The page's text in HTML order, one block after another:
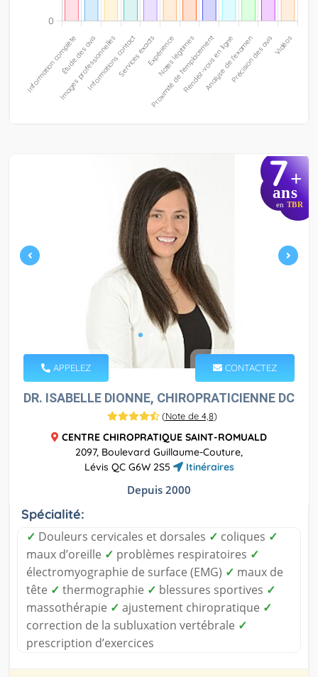
7+
ans
en TBR
APPELEZ CONTACTEZ
DR. ISABELLE DIONNE, CHIROPRATICIENNE DC
(Note de 4,8)
CENTRE CHIROPRATIQUE SAINT-ROMUALD
2097, Boulevard Guillaume-Couture,
Lévis QC G6W 2S5
Itinéraires
Depuis 2000
Spécialité:
✓ Douleurs cervicales et dorsales ✓ coliques ✓
maux d’oreille ✓ problèmes respiratoires ✓
électromyographie de surface (EMG) ✓ maux de
tête ✓ thermographie ✓ blessures sportives ✓
massothérapie ✓ ajustement chiropratique ✓
correction de la subluxation vertébrale ✓
prescription d’exercices